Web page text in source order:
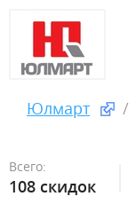
Юлмарт
Всего:
108 скидок